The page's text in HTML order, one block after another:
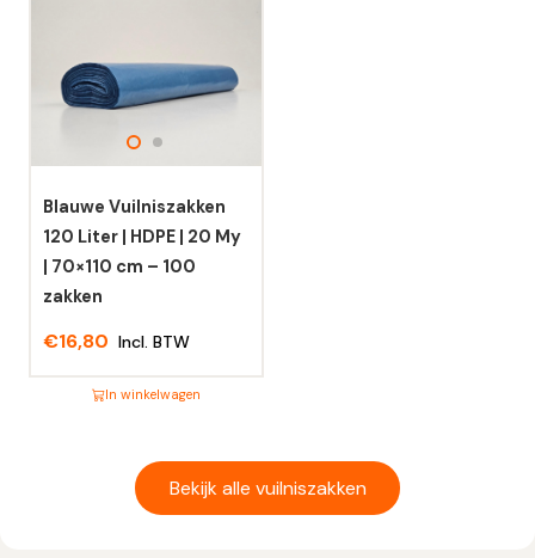
variaties.
Deze
worden
op
de
productpagina
Blauwe Vuilniszakken
120 Liter | HDPE | 20 My
| 70×110 cm – 100
zakken
€16,80 Incl. BTW
In winkelwagen
Bekijk alle vuilniszakken